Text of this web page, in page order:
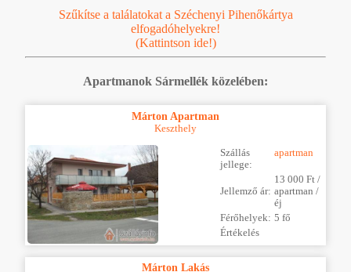
Szűkítse a találatokat a Széchenyi Pihenőkártya
elfogadóhelyekre!
(Kattintson ide!)
Apartmanok Sármellék közelében:
Márton Apartman
Keszthely
Szállás
jellege:
apartman
Jellemző ár:
13 000 Ft /
apartman /
éj
Férőhelyek: 5 fő
Értékelés
Márton Lakás